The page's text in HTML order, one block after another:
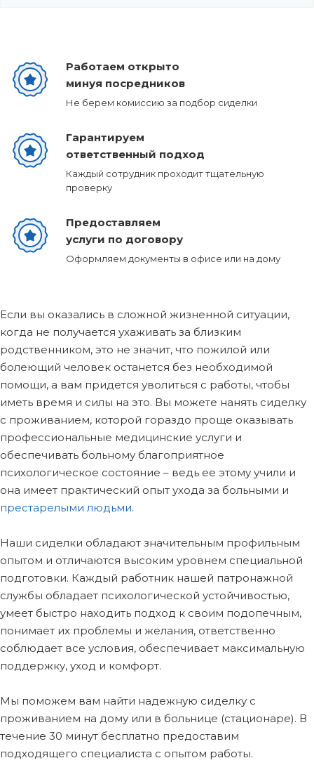
Работаем открыто
минуя посредников
Не берем комиссию за подбор сиделки
Гарантируем
ответственный подход
Каждый сотрудник проходит тщательную
проверку
Предоставляем
услуги по договору
Оформляем документы в офисе или на дому
Если вы оказались в сложной жизненной ситуации,
когда не получается ухаживать за близким
родственником, это не значит, что пожилой или
болеющий человек останется без необходимой
помощи, а вам придется уволиться с работы, чтобы
иметь время и силы на это. Вы можете нанять сиделку
с проживанием, которой гораздо проще оказывать
профессиональные медицинские услуги и
обеспечивать больному благоприятное
психологическое состояние – ведь ее этому учили и
она имеет практический опыт ухода за больными и
престарелыми людьми.
Наши сиделки обладают значительным профильным
опытом и отличаются высоким уровнем специальной
подготовки. Каждый работник нашей патронажной
службы обладает психологической устойчивостью,
умеет быстро находить подход к своим подопечным,
понимает их проблемы и желания, ответственно
соблюдает все условия, обеспечивает максимальную
поддержку, уход и комфорт.
Мы поможем вам найти надежную сиделку с
проживанием на дому или в больнице (стационаре). В
течение 30 минут бесплатно предоставим
подходящего специалиста с опытом работы.